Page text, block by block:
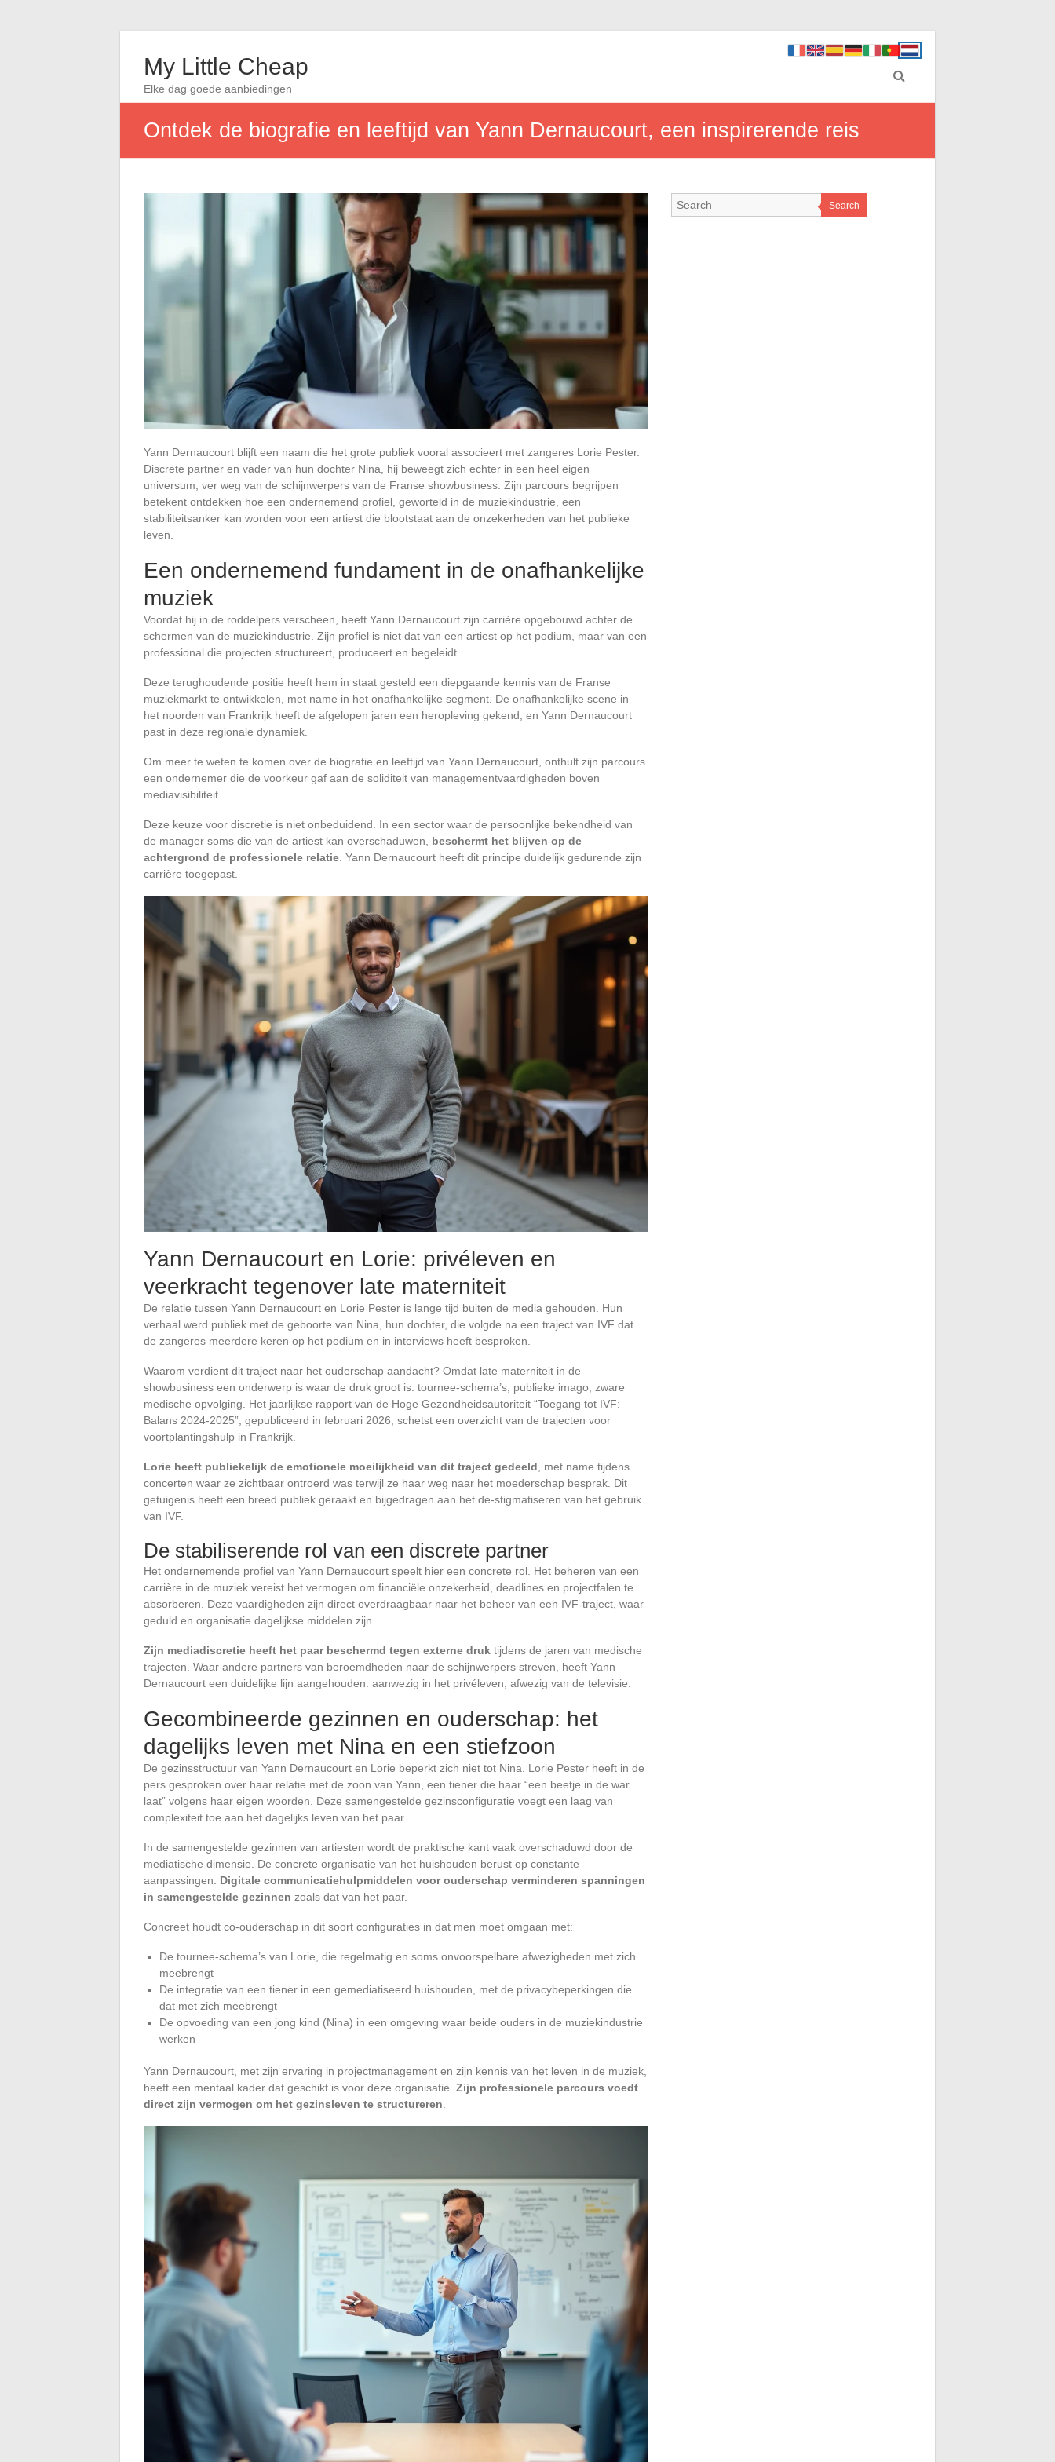
My Little Cheap
Elke dag goede aanbiedingen
Ontdek de biografie en leeftijd van Yann Dernaucourt, een inspirerende reis
Yann Dernaucourt blijft een naam die het grote publiek vooral associeert met zangeres Lorie Pester.
Discrete partner en vader van hun dochter Nina, hij beweegt zich echter in een heel eigen
universum, ver weg van de schijnwerpers van de Franse showbusiness. Zijn parcours begrijpen
betekent ontdekken hoe een ondernemend profiel, geworteld in de muziekindustrie, een
stabiliteitsanker kan worden voor een artiest die blootstaat aan de onzekerheden van het publieke
leven.
Een ondernemend fundament in de onafhankelijke
muziek
Voordat hij in de roddelpers verscheen, heeft Yann Dernaucourt zijn carrière opgebouwd achter de
schermen van de muziekindustrie. Zijn profiel is niet dat van een artiest op het podium, maar van een
professional die projecten structureert, produceert en begeleidt.
Deze terughoudende positie heeft hem in staat gesteld een diepgaande kennis van de Franse
muziekmarkt te ontwikkelen, met name in het onafhankelijke segment. De onafhankelijke scene in
het noorden van Frankrijk heeft de afgelopen jaren een heropleving gekend, en Yann Dernaucourt
past in deze regionale dynamiek.
Om meer te weten te komen over de biografie en leeftijd van Yann Dernaucourt, onthult zijn parcours
een ondernemer die de voorkeur gaf aan de soliditeit van managementvaardigheden boven
mediavisibiliteit.
Deze keuze voor discretie is niet onbeduidend. In een sector waar de persoonlijke bekendheid van
de manager soms die van de artiest kan overschaduwen, beschermt het blijven op de
achtergrond de professionele relatie . Yann Dernaucourt heeft dit principe duidelijk gedurende zijn
carrière toegepast.
Yann Dernaucourt en Lorie: privéleven en
veerkracht tegenover late materniteit
De relatie tussen Yann Dernaucourt en Lorie Pester is lange tijd buiten de media gehouden. Hun
verhaal werd publiek met de geboorte van Nina, hun dochter, die volgde na een traject van IVF dat
de zangeres meerdere keren op het podium en in interviews heeft besproken.
Waarom verdient dit traject naar het ouderschap aandacht? Omdat late materniteit in de
showbusiness een onderwerp is waar de druk groot is: tournee-schema’s, publieke imago, zware
medische opvolging. Het jaarlijkse rapport van de Hoge Gezondheidsautoriteit “Toegang tot IVF:
Balans 2024-2025”, gepubliceerd in februari 2026, schetst een overzicht van de trajecten voor
voortplantingshulp in Frankrijk.
Lorie heeft publiekelijk de emotionele moeilijkheid van dit traject gedeeld , met name tijdens
concerten waar ze zichtbaar ontroerd was terwijl ze haar weg naar het moederschap besprak. Dit
getuigenis heeft een breed publiek geraakt en bijgedragen aan het de-stigmatiseren van het gebruik
van IVF.
De stabiliserende rol van een discrete partner
Het ondernemende profiel van Yann Dernaucourt speelt hier een concrete rol. Het beheren van een
carrière in de muziek vereist het vermogen om financiële onzekerheid, deadlines en projectfalen te
absorberen. Deze vaardigheden zijn direct overdraagbaar naar het beheer van een IVF-traject, waar
geduld en organisatie dagelijkse middelen zijn.
Zijn mediadiscretie heeft het paar beschermd tegen externe druk tijdens de jaren van medische
trajecten. Waar andere partners van beroemdheden naar de schijnwerpers streven, heeft Yann
Dernaucourt een duidelijke lijn aangehouden: aanwezig in het privéleven, afwezig van de televisie.
Gecombineerde gezinnen en ouderschap: het
dagelijks leven met Nina en een stiefzoon
De gezinsstructuur van Yann Dernaucourt en Lorie beperkt zich niet tot Nina. Lorie Pester heeft in de
pers gesproken over haar relatie met de zoon van Yann, een tiener die haar “een beetje in de war
laat” volgens haar eigen woorden. Deze samengestelde gezinsconfiguratie voegt een laag van
complexiteit toe aan het dagelijks leven van het paar.
In de samengestelde gezinnen van artiesten wordt de praktische kant vaak overschaduwd door de
mediatische dimensie. De concrete organisatie van het huishouden berust op constante
aanpassingen. Digitale communicatiehulpmiddelen voor ouderschap verminderen spanningen
in samengestelde gezinnen zoals dat van het paar.
Concreet houdt co-ouderschap in dit soort configuraties in dat men moet omgaan met:
De tournee-schema’s van Lorie, die regelmatig en soms onvoorspelbare afwezigheden met zich
meebrengt
De integratie van een tiener in een gemediatiseerd huishouden, met de privacybeperkingen die
dat met zich meebrengt
De opvoeding van een jong kind (Nina) in een omgeving waar beide ouders in de muziekindustrie
werken
Yann Dernaucourt, met zijn ervaring in projectmanagement en zijn kennis van het leven in de muziek,
heeft een mentaal kader dat geschikt is voor deze organisatie. Zijn professionele parcours voedt
direct zijn vermogen om het gezinsleven te structureren
Search